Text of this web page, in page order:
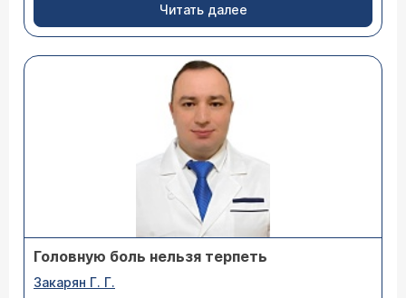
Читать далее
Головную боль нельзя терпеть
Закарян Г. Г.